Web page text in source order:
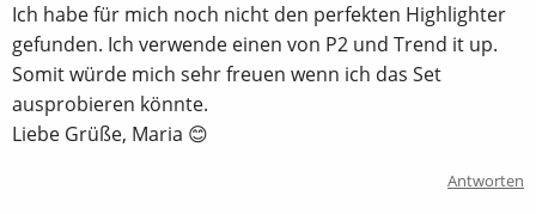
Ich habe für mich noch nicht den perfekten Highlighter
gefunden. Ich verwende einen von P2 und Trend it up.
Somit würde mich sehr freuen wenn ich das Set
ausprobieren könnte.
Liebe Grüße, Maria 😊
Antworten